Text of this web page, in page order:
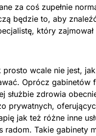
za coś zupełnie
będzie to, aby
który
prosto wcale nie jest,
Oprócz gabinetów
służbie zdrowia
prywatnych,
jak też różne inne
radom. Takie gabinety